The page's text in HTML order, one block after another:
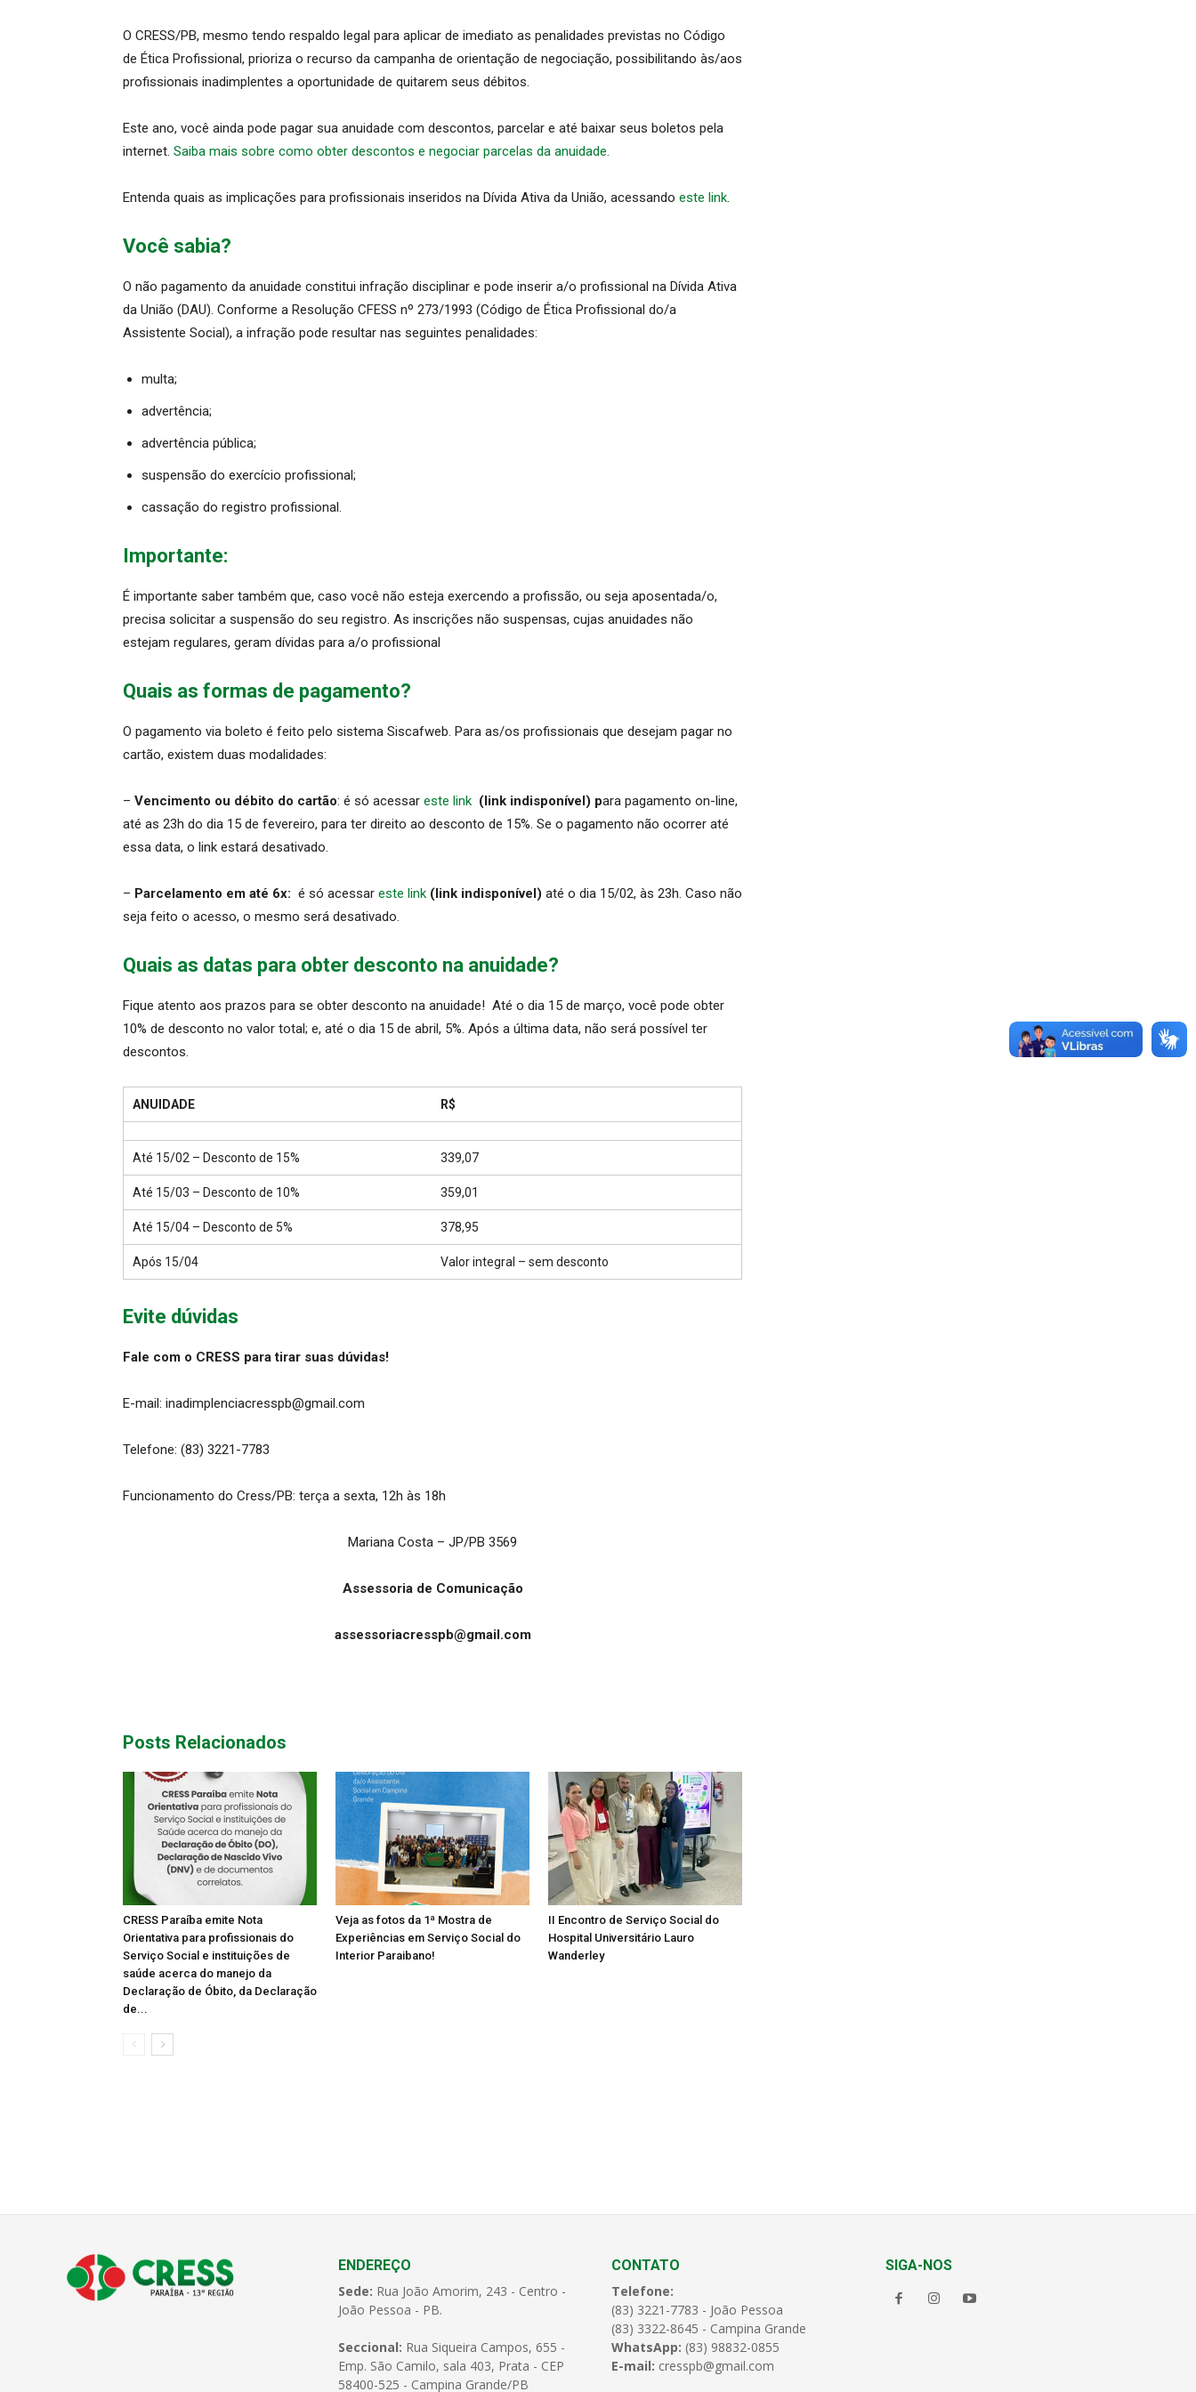
O CRESS/PB, mesmo tendo respaldo legal para aplicar de imediato as penalidades previstas no Código
de Ética Profissional, prioriza o recurso da campanha de orientação de negociação, possibilitando às/aos
profissionais inadimplentes a oportunidade de quitarem seus débitos.
Este ano, você ainda pode pagar sua anuidade com descontos, parcelar e até baixar seus boletos pela
internet. Saiba mais sobre como obter descontos e negociar parcelas da anuidade.
Entenda quais as implicações para profissionais inseridos na Dívida Ativa da União, acessando este link.
Você sabia?
O não pagamento da anuidade constitui infração disciplinar e pode inserir a/o profissional na Dívida Ativa
da União (DAU). Conforme a Resolução CFESS nº 273/1993 (Código de Ética Profissional do/a
Assistente Social), a infração pode resultar nas seguintes penalidades:
multa;
advertência;
advertência pública;
suspensão do exercício profissional;
cassação do registro profissional.
Importante:
É importante saber também que, caso você não esteja exercendo a profissão, ou seja aposentada/o,
precisa solicitar a suspensão do seu registro. As inscrições não suspensas, cujas anuidades não
estejam regulares, geram dívidas para a/o profissional
Quais as formas de pagamento?
O pagamento via boleto é feito pelo sistema Siscafweb. Para as/os profissionais que desejam pagar no
cartão, existem duas modalidades:
– Vencimento ou débito do cartão: é só acessar este link (link indisponível) para pagamento on-line,
até as 23h do dia 15 de fevereiro, para ter direito ao desconto de 15%. Se o pagamento não ocorrer até
essa data, o link estará desativado.
– Parcelamento em até 6x: é só acessar este link (link indisponível) até o dia 15/02, às 23h. Caso não
seja feito o acesso, o mesmo será desativado.
Quais as datas para obter desconto na anuidade?
Fique atento aos prazos para se obter desconto na anuidade! Até o dia 15 de março, você pode obter
10% de desconto no valor total; e, até o dia 15 de abril, 5%. Após a última data, não será possível ter
descontos.
ANUIDADE R$
Até 15/02 – Desconto de 15% 339,07
Até 15/03 – Desconto de 10% 359,01
Até 15/04 – Desconto de 5% 378,95
Após 15/04 Valor integral – sem desconto
Evite dúvidas
Fale com o CRESS para tirar suas dúvidas!
E-mail: inadimplenciacresspb@gmail.com
Telefone: (83) 3221-7783
Funcionamento do Cress/PB: terça a sexta, 12h às 18h
Mariana Costa – JP/PB 3569
Assessoria de Comunicação
assessoriacresspb@gmail.com
Posts Relacionados
CRESS Paraíba emite Nota
Orientativa para profissionais do
Serviço Social e instituições de
saúde acerca do manejo da
Declaração de Óbito, da Declaração
de...
Veja as fotos da 1ª Mostra de
Experiências em Serviço Social do
Interior Paraibano!
II Encontro de Serviço Social do
Hospital Universitário Lauro
Wanderley
ENDEREÇO
Sede: Rua João Amorim, 243 - Centro -
João Pessoa - PB.
Seccional: Rua Siqueira Campos, 655 -
Emp. São Camilo, sala 403, Prata - CEP
58400-525 - Campina Grande/PB
CONTATO
Telefone:
(83) 3221-7783 - João Pessoa
(83) 3322-8645 - Campina Grande
WhatsApp: (83) 98832-0855
E-mail: cresspb@gmail.com
SIGA-NOS